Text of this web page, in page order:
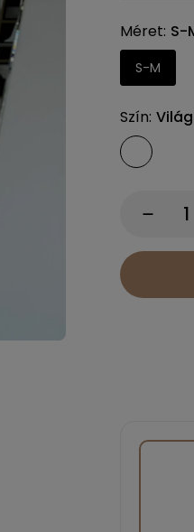
Méret S-
S-M
Szín